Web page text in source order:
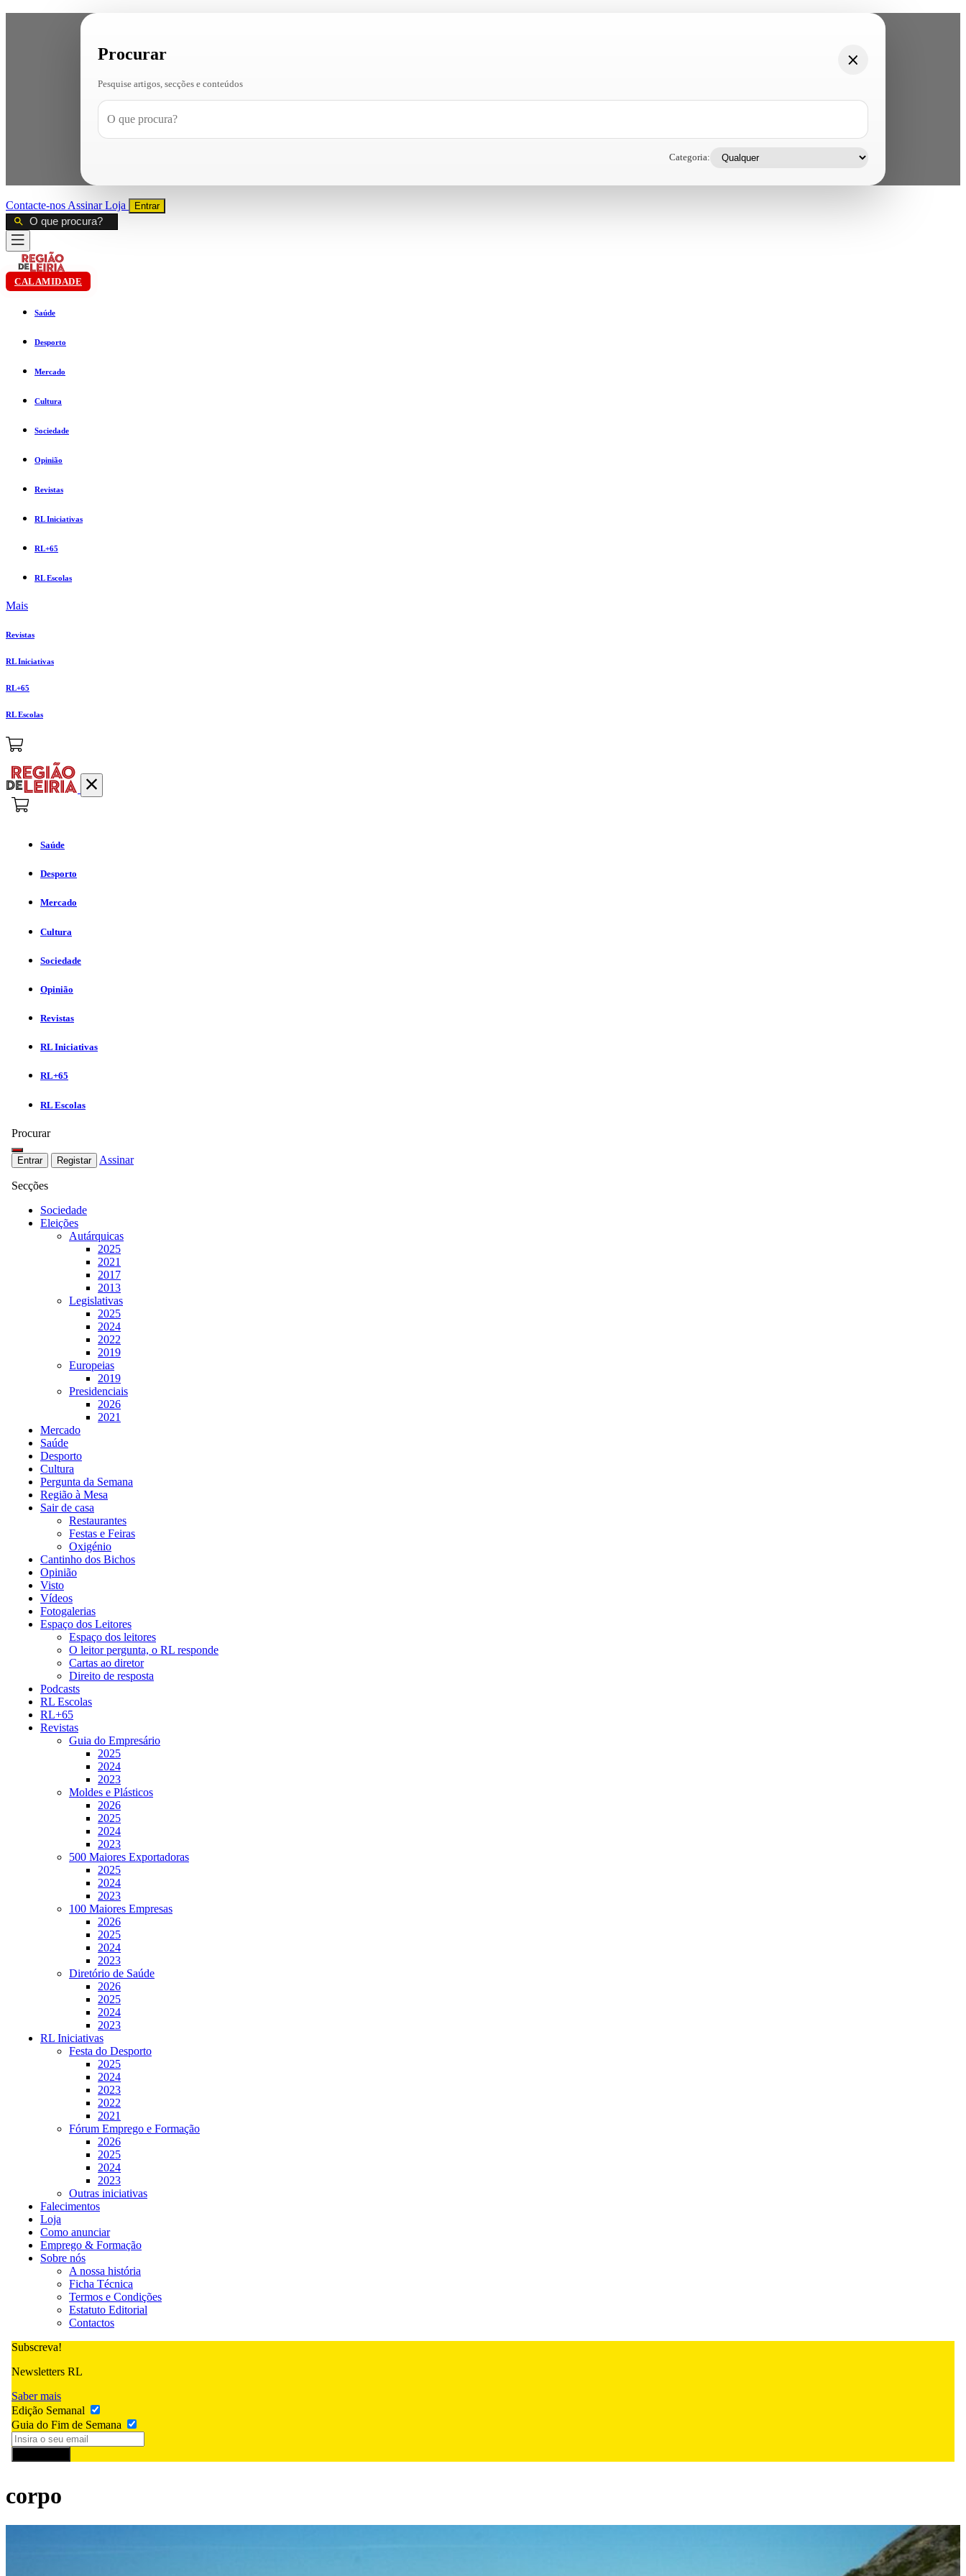
Procurar
Pesquise artigos, secções e conteúdos
Categoria:
Contacte-nos AssinarLoja Entrar
CALAMIDADE
Saúde
Desporto
Mercado
Cultura
Sociedade
Opinião
Revistas
RL Iniciativas
RL+65
RL Escolas
Mais
Revistas
RL Iniciativas
RL+65
RL Escolas
Saúde
Desporto
Mercado
Cultura
Sociedade
Opinião
Revistas
RL Iniciativas
RL+65
RL Escolas
Procurar
Entrar Registar Assinar
Secções
Sociedade
Eleições
Autárquicas
2025
2021
2017
2013
Legislativas
2025
2024
2022
2019
Europeias
2019
Presidenciais
2026
2021
Mercado
Saúde
Desporto
Cultura
Pergunta da Semana
Região à Mesa
Sair de casa
Restaurantes
Festas e Feiras
Oxigénio
Cantinho dos Bichos
Opinião
Visto
Vídeos
Fotogalerias
Espaço dos Leitores
Espaço dos leitores
O leitor pergunta, o RL responde
Cartas ao diretor
Direito de resposta
Podcasts
RL Escolas
RL+65
Revistas
Guia do Empresário
2025
2024
2023
Moldes e Plásticos
2026
2025
2024
2023
500 Maiores Exportadoras
2025
2024
2023
100 Maiores Empresas
2026
2025
2024
2023
Diretório de Saúde
2026
2025
2024
2023
RL Iniciativas
Festa do Desporto
2025
2024
2023
2022
2021
Fórum Emprego e Formação
2026
2025
2024
2023
Outras iniciativas
Falecimentos
Loja
Como anunciar
Emprego & Formação
Sobre nós
A nossa história
Ficha Técnica
Termos e Condições
Estatuto Editorial
Contactos
Subscreva!
Newsletters RL
Saber mais
Edição Semanal
Guia do Fim de Semana
corpo